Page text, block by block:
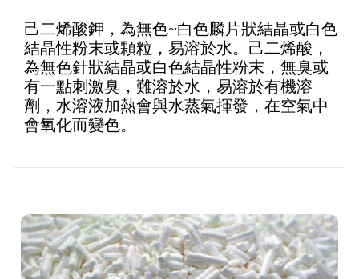
己二烯酸鉀，為無色~白色麟片狀結晶或白色
結晶性粉末或顆粒，易溶於水。己二烯酸，
為無色針狀結晶或白色結晶性粉末，無臭或
有一點刺激臭，難溶於水，易溶於有機溶
劑，水溶液加熱會與水蒸氣揮發，在空氣中
會氧化而變色。